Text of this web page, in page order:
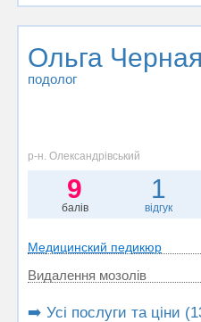
Ольга Черная
подолог
р-н. Олександрівський
9
балів
1
відгук
Медицинский педикюр
Видалення мозолів
➡️ Усі послуги та ціни